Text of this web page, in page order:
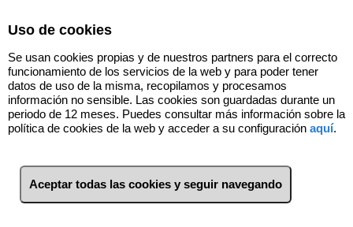
Volver
Uso de cookies
Se usan cookies propias y de nuestros partners para el correcto
funcionamiento de los servicios de la web y para poder tener
datos de uso de la misma, recopilamos y procesamos
información no sensible. Las cookies son guardadas durante un
periodo de 12 meses. Puedes consultar más información sobre la
política de cookies de la web y acceder a su configuración aquí.
Aceptar todas las cookies y seguir navegando